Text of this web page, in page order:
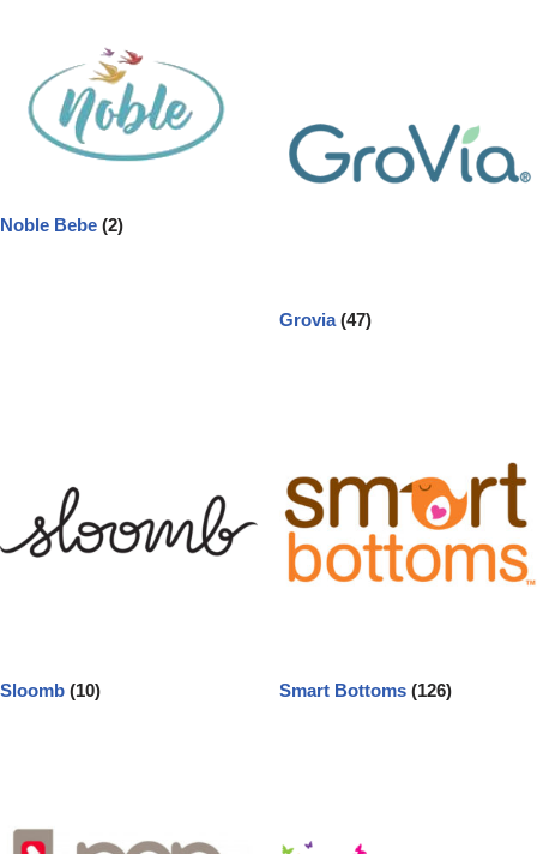
Noble Bebe (2)
Grovia(47)
Sloomb (10) Smart Bottoms (126)